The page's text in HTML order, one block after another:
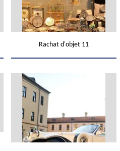
Rachat d'objet 11